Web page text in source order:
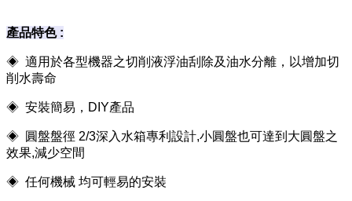
產品特色 :
◈ 適用於各型機器之切削液浮油刮除及油水分離，以增加切
削水壽命
◈ 安裝簡易，DIY產品
◈ 圓盤盤徑 2/3深入水箱專利設計,小圓盤也可達到大圓盤之
效果,減少空間
◈ 任何機械 均可輕易的安裝